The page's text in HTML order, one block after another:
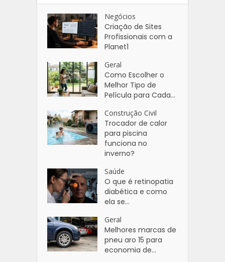
Negócios
Criação de Sites
Profissionais com a
Planet1
Geral
Como Escolher o
Melhor Tipo de
Película para Cada...
Construção Civil
Trocador de calor
para piscina
funciona no
inverno?
Saúde
O que é retinopatia
diabética e como
ela se...
Geral
Melhores marcas de
pneu aro 15 para
economia de...